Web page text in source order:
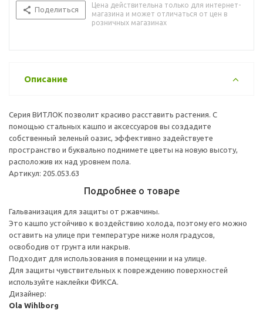
Поделиться
Цена действительна только для интернет-
магазина и может отличаться от цен в
розничных магазинах
Описание
Серия ВИТЛОК позволит красиво расставить растения. С
помощью стальных кашпо и аксессуаров вы создадите
собственный зеленый оазис, эффективно задействуете
пространство и буквально поднимете цветы на новую высоту,
расположив их над уровнем пола.
Артикул: 205.053.63
Подробнее о товаре
Гальванизация для защиты от ржавчины.
Это кашпо устойчиво к воздействию холода, поэтому его можно
оставить на улице при температуре ниже ноля градусов,
освободив от грунта или накрыв.
Подходит для использования в помещении и на улице.
Для защиты чувствительных к повреждению поверхностей
используйте наклейки ФИКСА.
Дизайнер:
Ola Wihlborg